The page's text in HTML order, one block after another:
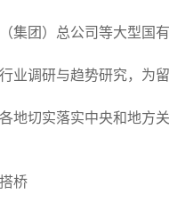
团）总公司等大型国
调研与趋势研究，为
地切实落实中央和地
桥